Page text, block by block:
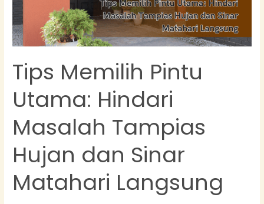
Tips Memilih Pintu
Utama: Hindari
Masalah Tampias
Hujan dan Sinar
Matahari Langsung
Tampias
Hujan
dan
Matahari
Langsung